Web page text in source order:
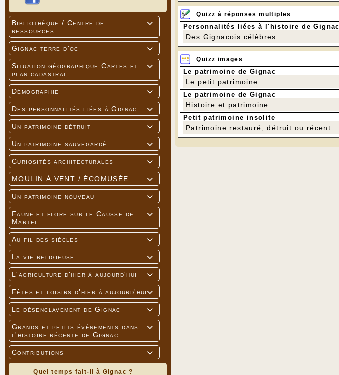

Bibliothèque / Centre de
ressources

Gignac terre d'oc

Situation géographique Cartes et
plan cadastral

Démographie

Des personnalités liées à Gignac

Un patrimoine détruit

Un patrimoine sauvegardé

Curiosités architecturales

MOULIN À VENT / ÉCOMUSÉE

Un patrimoine nouveau

Faune et flore sur le Causse de
Martel

Au fil des siècles

La vie religieuse

L'agriculture d'hier à aujourd'hui

Fêtes et loisirs d'hier à aujourd'hui

Le désenclavement de Gignac

Grands et petits événements dans
l'histoire récente de Gignac

Contributions
Quel temps fait-il à Gignac ?
Quizz à réponses multiples
Personnalités liées à l'histoire de Gignac
Des Gignacois célèbres
Quizz images
Le patrimoine de Gignac
Le petit patrimoine
Le patrimoine de Gignac
Histoire et patrimoine
Petit patrimoine insolite
Patrimoine restauré, détruit ou récent